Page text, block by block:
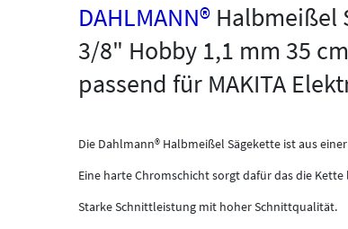
DAHLMANN® Halbmeißel
3/8" Hobby 1,1 mm 35 cm
passend für MAKITA
Die Dahlmann® Halbmeißel Sägekette ist aus
Eine harte Chromschicht sorgt dafür das die
Starke Schnittleistung mit hoher Schnittqualität.